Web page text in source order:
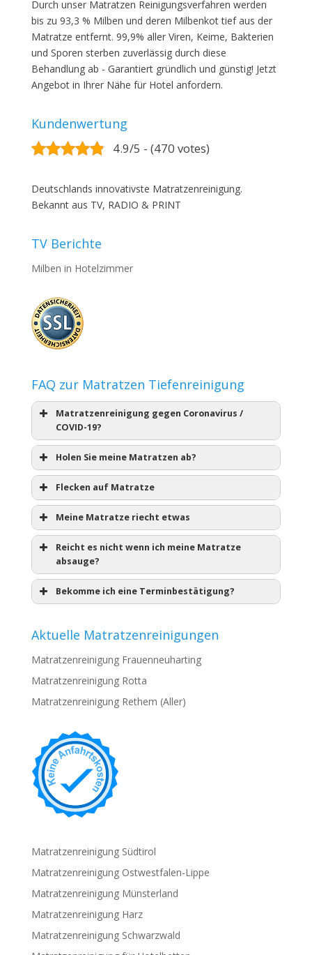
Durch unser Matratzen Reinigungsverfahren werden
bis zu 93,3 % Milben und deren Milbenkot tief aus der
Matratze entfernt. 99,9% aller Viren, Keime, Bakterien
und Sporen sterben zuverlässig durch diese
Behandlung ab - Garantiert gründlich und günstig! Jetzt
Angebot in Ihrer Nähe für Hotel anfordern.
Kundenwertung
4.9/5 - (470 votes)
Deutschlands innovativste Matratzenreinigung.
Bekannt aus TV, RADIO & PRINT
TV Berichte
Milben in Hotelzimmer
FAQ zur Matratzen Tiefenreinigung
Matratzenreinigung gegen Coronavirus /
COVID-19?
Holen Sie meine Matratzen ab?
Flecken auf Matratze
Meine Matratze riecht etwas
Reicht es nicht wenn ich meine Matratze
absauge?
Bekomme ich eine Terminbestätigung?
Aktuelle Matratzenreinigungen
Matratzenreinigung Frauenneuharting
Matratzenreinigung Rotta
Matratzenreinigung Rethem (Aller)
Matratzenreinigung Südtirol
Matratzenreinigung Ostwestfalen-Lippe
Matratzenreinigung Münsterland
Matratzenreinigung Harz
Matratzenreinigung Schwarzwald